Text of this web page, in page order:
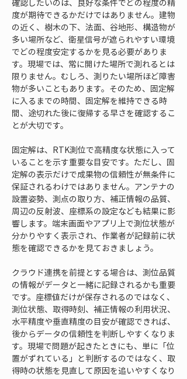
確認したいのは、良好な条件でどの程度の精
度が期待できるかだけではありません。建物
の近く、樹木の下、法面、谷地形、構造物が
多い場所など、衛星信号が遮られやすい環境
でどの程度安定するかを見る必要がありま
す。現場では、常に開けた場所で測れるとは
限りません。むしろ、測りたい場所ほど障害
物が多いこともあります。そのため、固定解
に入るまでの時間、固定解を維持できる時
間、途切れた後に復帰する早さを確認するこ
とが大切です。
固定解は、RTK測位で高精度な状態に入って
いることを示す重要な目安です。ただし、固
定解の表示だけで成果物の信頼性が無条件に
保証されるわけではありません。アンテナの
設置姿勢、測点の取り方、補正情報の品質、
周辺の反射波、座標系の設定なども結果に影
響します。端末画面やアプリ上で測位状態が
分かりやすく表示され、作業者が記録前に状
態を確認できるかを見ておきましょう。
クラウド連携を前提とする場合は、測位品質
の情報がデータと一緒に記録されるかも重要
です。座標値だけが保存されるのではなく、
測位状態、取得時刻、補正情報の利用状況、
水平精度や垂直精度の目安が確認できれば、
後からデータの信頼性を判断しやすくなりま
す。現場で問題が起きたときにも、単に「位
置がずれている」と判断するのではなく、取
得時の状態を見直して原因を追いやすくなり